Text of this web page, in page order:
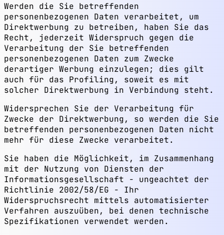
Werden die Sie betreffenden
personenbezogenen Daten verarbeitet, um
Direktwerbung zu betreiben, haben Sie das
Recht, jederzeit Widerspruch gegen die
Verarbeitung der Sie betreffenden
personenbezogenen Daten zum Zwecke
derartiger Werbung einzulegen; dies gilt
auch für das Profiling, soweit es mit
solcher Direktwerbung in Verbindung steht.
Widersprechen Sie der Verarbeitung für
Zwecke der Direktwerbung, so werden die Sie
betreffenden personenbezogenen Daten nicht
mehr für diese Zwecke verarbeitet.
Sie haben die Möglichkeit, im Zusammenhang
mit der Nutzung von Diensten der
Informationsgesellschaft - ungeachtet der
Richtlinie 2002/58/EG - Ihr
Widerspruchsrecht mittels automatisierter
Verfahren auszuüben, bei denen technische
Spezifikationen verwendet werden.